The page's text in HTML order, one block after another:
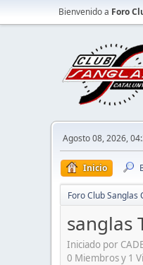
Bienvenido a Foro
Agosto 08, 2026,
Inicio
Foro Club Sanglas
sanglas
Iniciado por
0 Miembros y 1